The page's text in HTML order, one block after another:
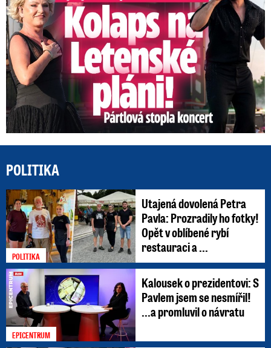
POLITIKA
POLITIKA
Utajená dovolená Petra
Pavla: Prozradily ho fotky!
Opět v oblíbené rybí
restauraci a ...
EPICENTRUM
Kalousek o prezidentovi: S
Pavlem jsem se nesmířil!
...a promluvil o návratu